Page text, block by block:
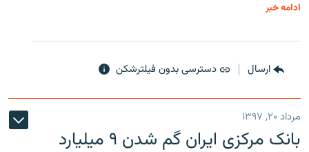
ادامه خبر
ارسال دسترسی بدون فیلترشکن
مرداد ۲۰, ۱۳۹۷
بانک مرکزی ایران گم شدن ۹ میلیارد